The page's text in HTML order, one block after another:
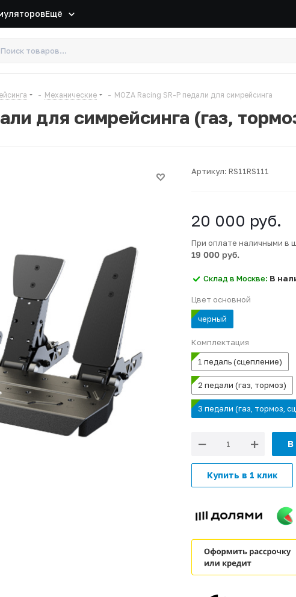
Ещё
- Механические - MOZA Racing SR-P педали для симрейсинга
для симрейсинга (газ,
Артикул: RS11RS111
20 000 руб.
При оплате наличными в
19 000 руб.
Склад в Москве: В
Цвет основной
черный
Комплектация
1 педаль (сцепление)
2 педали (газ, тормоз)
3 педали (газ, тормоз,
В
Купить в 1 клик